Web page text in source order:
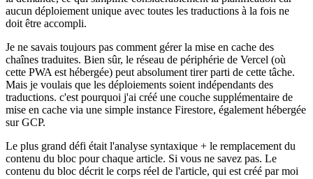
Grâce à la configuration de Next.js avec ISG (génération de site
incrémentielle), je peux appeler les traductions pour chaque page à
la demande, ce qui simplifie considérablement la planification car
aucun déploiement unique avec toutes les traductions à la fois ne
doit être accompli.
Je ne savais toujours pas comment gérer la mise en cache des
chaînes traduites. Bien sûr, le réseau de périphérie de Vercel (où
cette PWA est hébergée) peut absolument tirer parti de cette tâche.
Mais je voulais que les déploiements soient indépendants des
mise en cache via une simple instance Firestore, également hébergée
sur GCP.